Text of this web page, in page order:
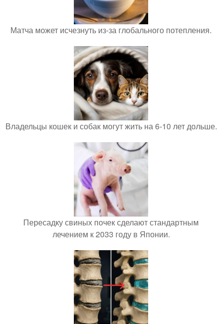
Матча может исчезнуть из-за глобального потепления.
Владельцы кошек и собак могут жить на 6-10 лет дольше.
Пересадку свиных почек сделают стандартным
лечением к 2033 году в Японии.